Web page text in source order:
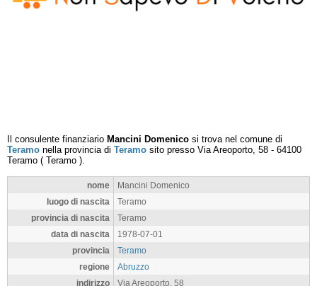
Il consulente finanziario Mancini Domenico si trova nel comune di
Teramo nella provincia di Teramo sito presso Via Areoporto, 58 - 64100
Teramo ( Teramo ).
nome
Mancini Domenico
luogo di nascita
Teramo
provincia di nascita
Teramo
data di nascita
1978-07-01
provincia
Teramo
regione
Abruzzo
indirizzo
Via Areoporto, 58